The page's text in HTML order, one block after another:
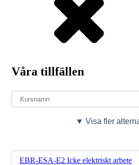
Våra tillfällen
▼ Visa fler
EBR-ESA-E2 Icke elektriskt arbete